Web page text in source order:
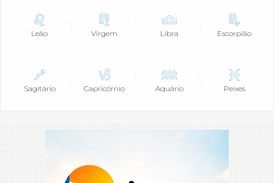
Leão Virgem Libra Escorpião
Sagitário Capricórnio Aquário Peixes